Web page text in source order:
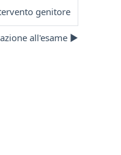
genitore
all'esame ▶︎